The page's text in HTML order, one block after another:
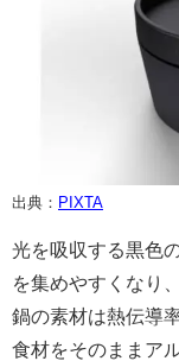
出典： PIXTA
光を吸収する黒色
を集めやすくなり
鍋の素材は熱伝導
食材をそのままア